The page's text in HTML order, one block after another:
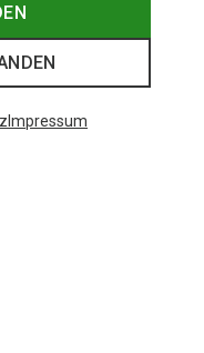
Impressum